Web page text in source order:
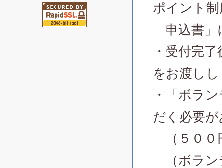
ポイント
申込書」
・受付完
をお渡し
・「ボラ
だく必要
（５００
（ボラン